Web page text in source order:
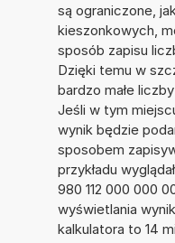
są ograniczone,
kieszonkowych,
sposób zapisu
Dzięki temu w
bardzo małe
Jeśli w tym
wynik będzie
sposobem
przykładu
980 112 000 000
wyświetlania
kalkulatora to 14